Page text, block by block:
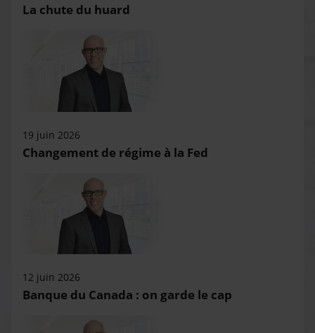
La chute du huard
19 juin 2026
Changement de régime à la Fed
12 juin 2026
Banque du Canada : on garde le cap